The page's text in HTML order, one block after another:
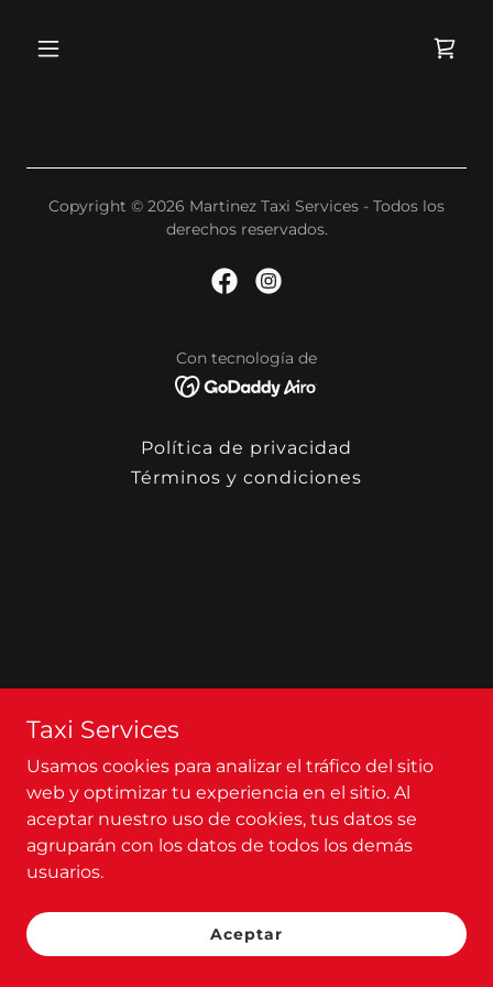
Copyright © 2026 Martinez Taxi Services - Todos los
derechos reservados.
Con tecnología de
Política de privacidad
Términos y condiciones
Taxi Services
Usamos cookies para analizar el tráfico del sitio
web y optimizar tu experiencia en el sitio. Al
aceptar nuestro uso de cookies, tus datos se
agruparán con los datos de todos los demás
usuarios.
Aceptar